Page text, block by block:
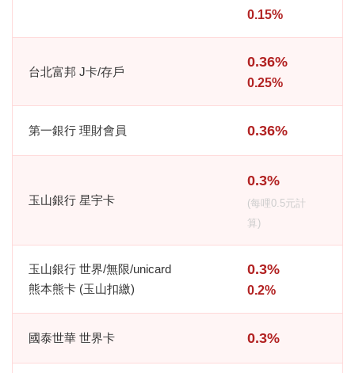
0.15%
台北富邦 J卡/存戶
0.36%
0.25%
第一銀行 理財會員 0.36%
玉山銀行 星宇卡
0.3%
(每哩0.5元計
算)
玉山銀行 世界/無限/unicard
熊本熊卡 (玉山扣繳)
0.3%
0.2%
國泰世華 世界卡 0.3%